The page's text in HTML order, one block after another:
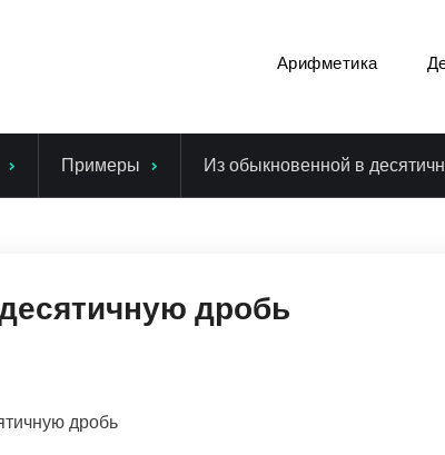
Арифметика
Примеры Из обыкновенной в
дробь
дробь